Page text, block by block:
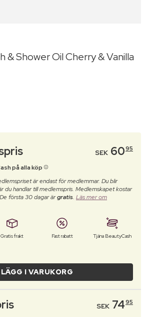
& Shower Oil Cherry & Vanilla
SEK 6095
på alla köp
är endast för medlemmar. Du blir
du handlar till medlemspris. Medlemskapet kostar
första 30 dagar ärgratis. Läs mer om
Gratis frakt Fast rabatt Tjäna BeautyCash
LÄGG I VARUKORG
SEK 7495